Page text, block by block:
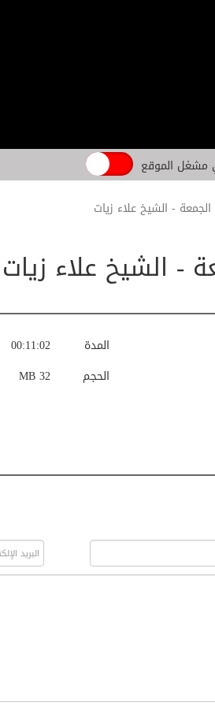
مشغل الموقع
- الشيخ علاء زيات
- الشيخ علاء زيات
00:11:02
المدة
32 MB
الحجم